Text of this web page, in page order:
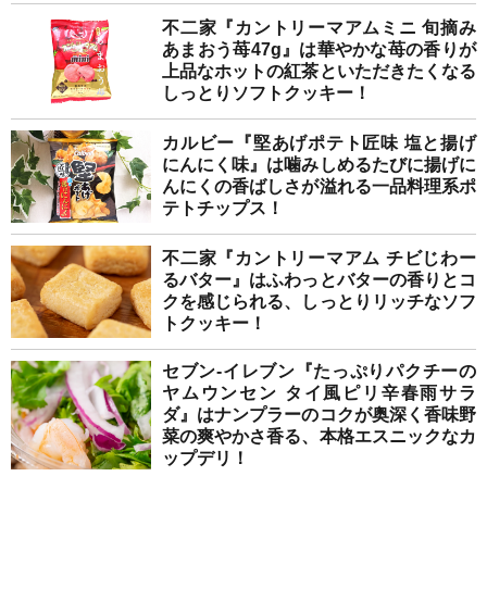
不二家『カントリーマアムミニ 旬摘み
あまおう苺47g』は華やかな苺の香りが
上品なホットの紅茶といただきたくなる
しっとりソフトクッキー！
カルビー『堅あげポテト匠味 塩と揚げ
にんにく味』は噛みしめるたびに揚げに
んにくの香ばしさが溢れる一品料理系ポ
テトチップス！
不二家『カントリーマアム チビじわー
るバター』はふわっとバターの香りとコ
クを感じられる、しっとりリッチなソフ
トクッキー！
セブン-イレブン『たっぷりパクチーの
ヤムウンセン タイ風ピリ辛春雨サラ
ダ』はナンプラーのコクが奥深く香味野
菜の爽やかさ香る、本格エスニックなカ
ップデリ！